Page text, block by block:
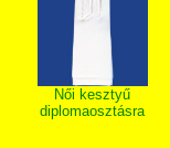
Női kesztyű
diplomaosztásra